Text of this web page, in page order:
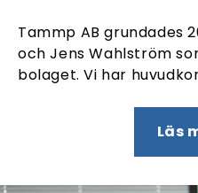
Tammp AB grundades
och Jens Wahlström
bolaget. Vi har
Läs